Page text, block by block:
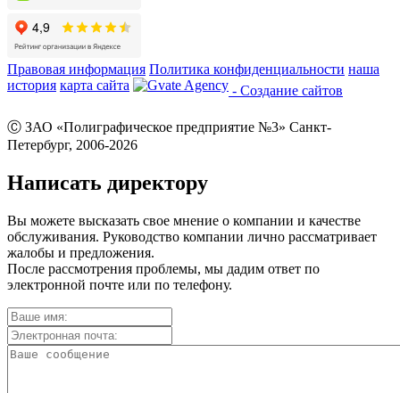
Правовая информация Политика конфиденциальности наша
история карта сайта - Создание сайтов
Ⓒ ЗАО «Полиграфическое предприятие №3» Санкт-
Петербург, 2006-2026
Написать директору
Вы можете высказать свое мнение о компании и качестве
обслуживания. Руководство компании лично рассматривает
жалобы и предложения.
После рассмотрения проблемы, мы дадим ответ по
электронной почте или по телефону.